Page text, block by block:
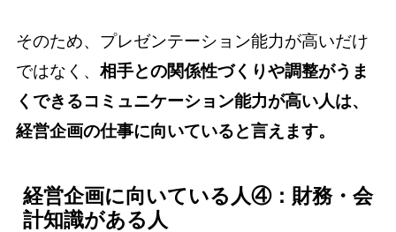
そのため、プレゼンテーション能力が高いだけ
ではなく、 相手との関係性づくりや調整がうま
くできるコミュニケーション能力が高い人は、
経営企画の仕事に向いていると言えます。
経営企画に向いている人④：財務・会
計知識がある人